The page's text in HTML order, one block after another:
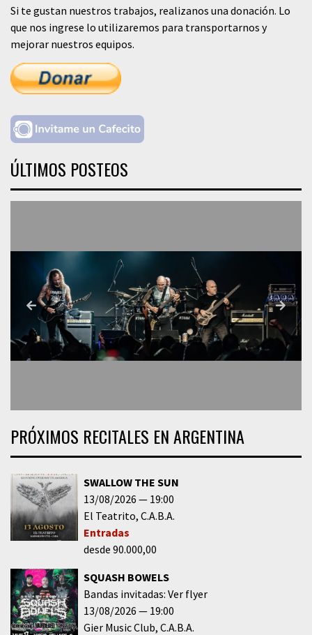
Si te gustan nuestros trabajos, realizanos una donación. Lo
que nos ingrese lo utilizaremos para transportarnos y
mejorar nuestros equipos.
ÚLTIMOS POSTEOS
PRÓXIMOS RECITALES EN ARGENTINA
SWALLOW THE SUN
13/08/2026
19:00
El Teatrito C.A.B.A.
Entradas
desde 90.000,00
SQUASH BOWELS
Bandas invitadas: Ver flyer
13/08/2026
19:00
Gier Music Club C.A.B.A.